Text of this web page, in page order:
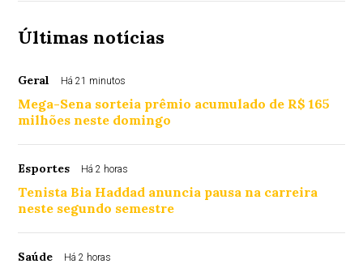
Últimas notícias
Geral Há 21 minutos
Mega-Sena sorteia prêmio acumulado de R$ 165
milhões neste domingo
Esportes Há 2 horas
Tenista Bia Haddad anuncia pausa na carreira
neste segundo semestre
Saúde Há 2 horas